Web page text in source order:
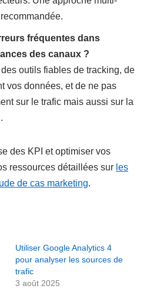
fréquentes dans
des canaux ?
outils fiables de tracking, de
vos données, et de ne pas
sur le trafic mais aussi sur la
des KPI et optimiser vos
ressources détaillées sur les
de cas marketing.
Utiliser Google Analytics 4
pour analyser les sources de
trafic
3 août 2025